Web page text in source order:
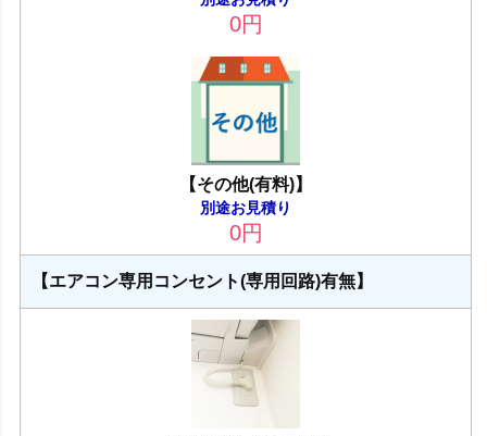
0円
【その他(有料)】
別途お見積り
0円
【エアコン専用コンセント(専用回路)有無】